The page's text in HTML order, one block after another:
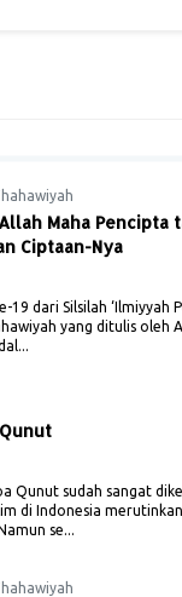
Maha Pencipta
Ciptaan-Nya
19 dari Silsilah ‘Ilmiyyah
yang ditulis oleh
Qunut sudah sangat
di Indonesia
se...